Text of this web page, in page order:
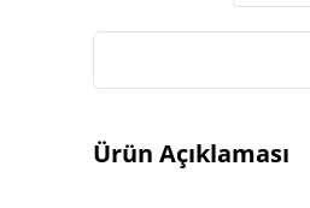
Ürün Açıklaması